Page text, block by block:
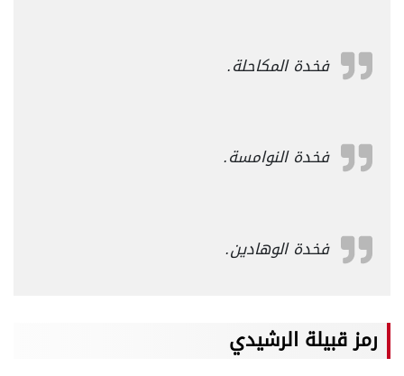
فخدة المكاحلة.
فخدة النوامسة.
فخدة الوهادين.
رمزقبيلة الرشيدي